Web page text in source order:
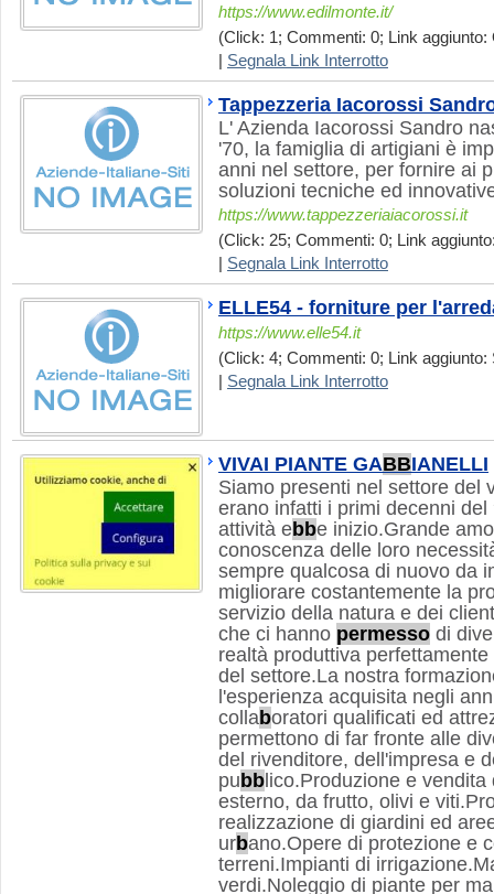
https://www.edilmonte.it/
(Click: 1; Commenti: 0; Link aggiunto:
Segnala Link Interrotto
Tappezzeria Iacorossi
L' Azienda Iacorossi Sandro
'70, la famiglia di artigiani è
anni nel settore, per fornire ai
soluzioni tecniche ed
https://www.tappezzeriaiacorossi.it
(Click: 25; Commenti: 0; Link
Segnala Link Interrotto
ELLE54 - forniture per
https://www.elle54.it
(Click: 4; Commenti: 0; Link aggiunto:
Segnala Link Interrotto
VIVAI PIANTE GABBIANELLI
Siamo presenti nel settore del
erano infatti i primi decenni
attività ebbe inizio.Grande
conoscenza delle loro
sempre qualcosa di nuovo da
migliorare costantemente la
servizio della natura e dei
che ci hanno permesso di
realtà produttiva
del settore.La nostra
l'esperienza acquisita negli
collaboratori qualificati ed
permettono di far fronte alle
del rivenditore, dell'impresa e
pu bb lico.Produzione e
esterno, da frutto, olivi e
realizzazione di giardini ed
urbano.Opere di protezione e
terreni.Impianti di
verdi.Noleggio di piante per